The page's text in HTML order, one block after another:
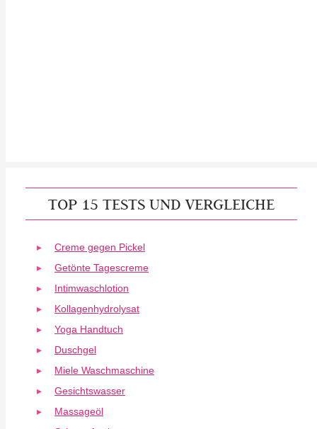
TOP 15 TESTS UND VERGLEICHE
Creme gegen Pickel
Getönte Tagescreme
Intimwaschlotion
Kollagenhydrolysat
Yoga Handtuch
Duschgel
Miele Waschmaschine
Gesichtswasser
Massageöl